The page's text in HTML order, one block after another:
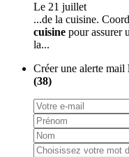
Le 21 juillet
...de la cuisine.
cuisine pour assurer
la...
Créer une alerte mail
(38)